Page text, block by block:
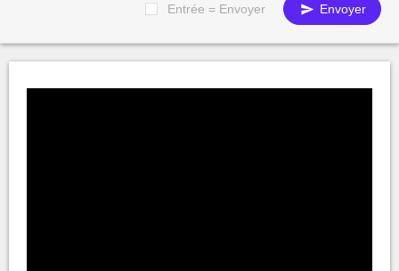
Entrée = Envoyer Envoyer